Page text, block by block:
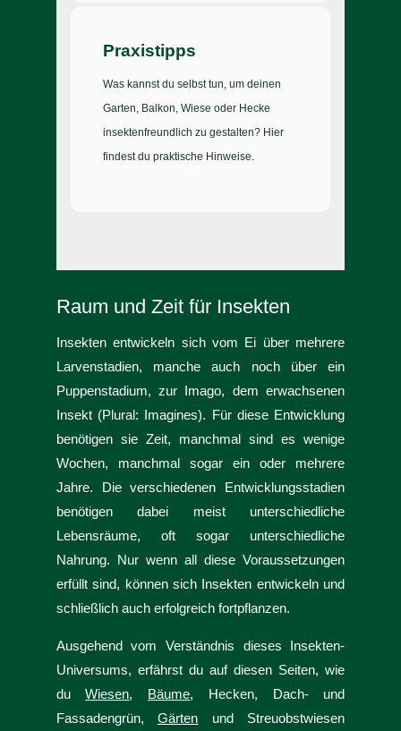
Praxistipps
Was kannst du selbst tun, um deinen
Garten, Balkon, Wiese oder Hecke
insektenfreundlich zu gestalten? Hier
findest du praktische Hinweise.
Raum und Zeit für Insekten
Insekten entwickeln sich vom Ei über mehrere
Larvenstadien, manche auch noch über ein
Puppenstadium, zur Imago, dem erwachsenen
Insekt (Plural: Imagines). Für diese Entwicklung
benötigen sie Zeit, manchmal sind es wenige
Wochen, manchmal sogar ein oder mehrere
Jahre. Die verschiedenen Entwicklungsstadien
benötigen dabei meist unterschiedliche
Lebensräume, oft sogar unterschiedliche
Nahrung. Nur wenn all diese Voraussetzungen
erfüllt sind, können sich Insekten entwickeln und
schließlich auch erfolgreich fortpflanzen.
Ausgehend vom Verständnis dieses Insekten-
Universums, erfährst du auf diesen Seiten, wie
duWiesen, Bäume, Hecken, Dach- und
Fassadengrün,Gärten und Streuobstwiesen